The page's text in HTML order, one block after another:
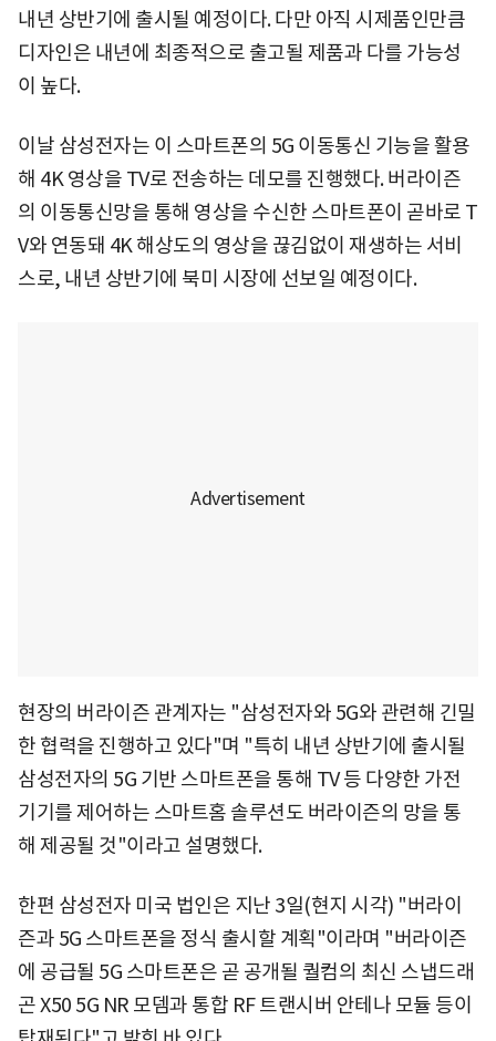
내년 상반기에 출시될 예정이다. 다만 아직 시제품인만큼
디자인은 내년에 최종적으로 출고될 제품과 다를 가능성
이 높다.
이날 삼성전자는 이 스마트폰의 5G 이동통신 기능을 활용
해 4K 영상을 TV로 전송하는 데모를 진행했다. 버라이즌
의 이동통신망을 통해 영상을 수신한 스마트폰이 곧바로 T
V와 연동돼 4K 해상도의 영상을 끊김없이 재생하는 서비
스로, 내년 상반기에 북미 시장에 선보일 예정이다.
현장의 버라이즌 관계자는 "삼성전자와 5G와 관련해 긴밀
한 협력을 진행하고 있다"며 "특히 내년 상반기에 출시될
삼성전자의 5G 기반 스마트폰을 통해 TV 등 다양한 가전
기기를 제어하는 스마트홈 솔루션도 버라이즌의 망을 통
해 제공될 것"이라고 설명했다.
한편 삼성전자 미국 법인은 지난 3일(현지 시각) "버라이
즌과 5G 스마트폰을 정식 출시할 계획"이라며 "버라이즌
에 공급될 5G 스마트폰은 곧 공개될 퀄컴의 최신 스냅드래
곤 X50 5G NR 모뎀과 통합 RF 트랜시버 안테나 모듈 등이